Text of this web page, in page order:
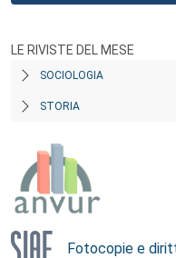
LE RIVISTE DEL MESE
SOCIOLOGIA
STORIA
Fotocopie e